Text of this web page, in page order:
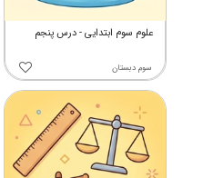
علوم سوم ابتدایی - درس پنجم
سوم دبستان